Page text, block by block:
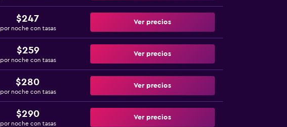
$247
por noche con tasas
Ver precios
$259
por noche con tasas
Ver precios
$280
por noche con tasas
Ver precios
$290
por noche con tasas
Ver precios